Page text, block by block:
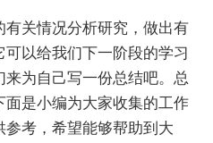
关情况分析研究，做出有
以给我们下一阶段的学习
为自己写一份总结吧。总
是小编为大家收集的工作
考，希望能够帮助到大